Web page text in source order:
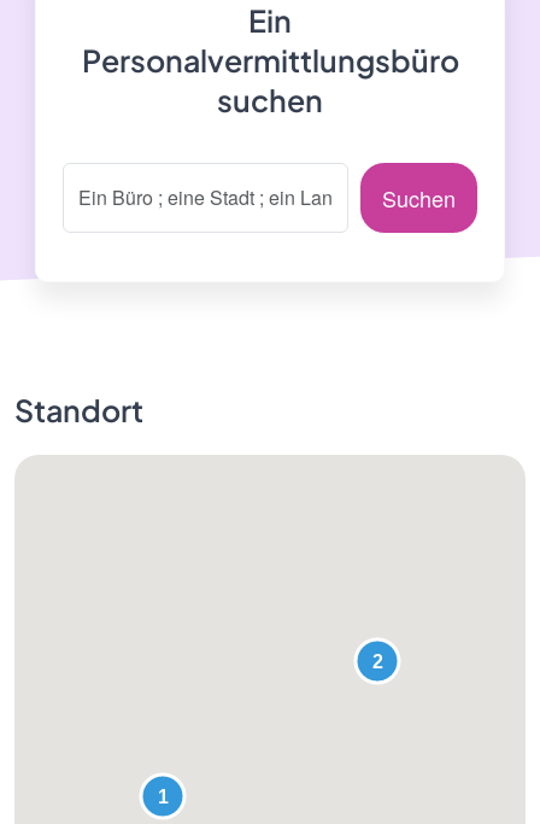
Ein
Personalvermittlungsbüro
suchen
Suchen
Standort